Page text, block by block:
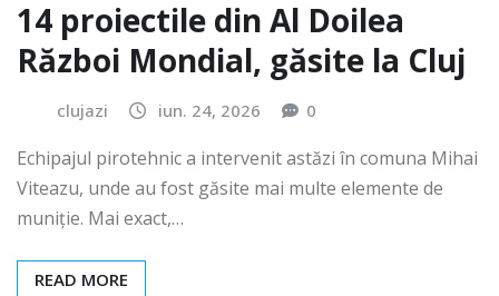
14 proiectile din Al Doilea
Război Mondial, găsite la Cluj
clujazi iun. 24, 2026 0
Echipajul pirotehnic a intervenit astăzi în comuna Mihai
Viteazu, unde au fost găsite mai multe elemente de
muniție. Mai exact,…
READ MORE